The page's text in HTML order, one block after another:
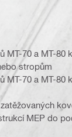
MT-70 a MT-80
stropům
MT-70 a MT-80
MEP do